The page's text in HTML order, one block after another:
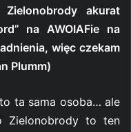
akurat
na AWOIAFie na
więc czekam
Plumm)
ta sama osoba… ale
Zielonobrody to ten